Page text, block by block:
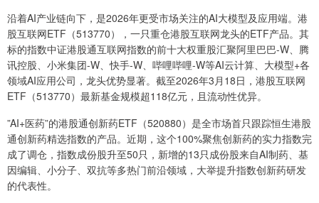
沿着AI产业链向下，是2026年更受市场关注的AI大模型及应用端。港
股互联网ETF（513770），一只重仓港股互联网龙头的ETF产品。其
标的指数中证港股通互联网指数的前十大权重股汇聚阿里巴巴-W、腾
讯控股、小米集团-W、快手-W、哔哩哔哩-W等AI云计算、大模型+各
领域AI应用公司，龙头优势显著。截至2026年3月18日，港股互联网
ETF（513770）最新基金规模超118亿元，且流动性优异。
”AI+医药”的港股通创新药ETF（520880）是全市场首只跟踪恒生港股
通创新药精选指数的产品。近期，这个100%聚焦创新药的实力指数完
成了调仓，指数成份股升至50只，新增的13只成份股来自AI制药、基
因编辑、小分子、双抗等多热门前沿领域，大举提升指数创新药研发
的代表性。